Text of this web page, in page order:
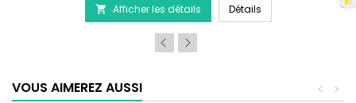
pour SERA Fil Bioactive 250 à 400+UVC
produit
SERA
Siporax
Professional
 Afficher les détails DétailsSERA Siporax
VOUS AIMEREZ AUSSI >
<